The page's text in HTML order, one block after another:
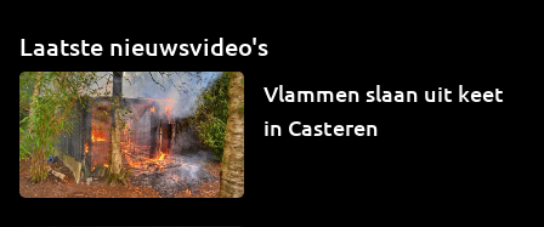
Laatste nieuwsvideo's
Vlammen slaan uit keet
in Casteren